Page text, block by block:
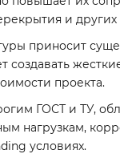
и других
приносит
создавать
проекта.
ГОСТ и ТУ,
нагрузкам,
условиях.